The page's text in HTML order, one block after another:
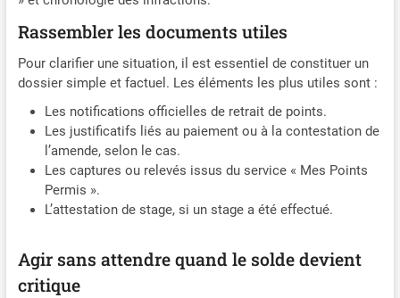
Rassembler les documents utiles
Pour clarifier une situation, il est essentiel de constituer un
dossier simple et factuel. Les éléments les plus utiles sont :
Les notifications officielles de retrait de points.
Les justificatifs liés au paiement ou à la contestation de
l’amende, selon le cas.
Les captures ou relevés issus du service « Mes Points
Permis ».
L’attestation de stage, si un stage a été effectué.
Agir sans attendre quand le solde devient
critique